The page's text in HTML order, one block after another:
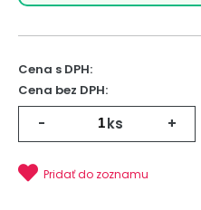
Cena s DPH:
Cena bez DPH:
- ks +
Pridať do zoznamu